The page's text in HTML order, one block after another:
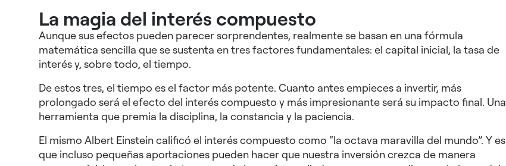
La magia del interés compuesto
Aunque sus efectos pueden parecer sorprendentes, realmente se basan en una fórmula
matemática sencilla que se sustenta en tres factores fundamentales: el capital inicial, la tasa de
interés y, sobre todo, el tiempo.
De estos tres, el tiempo es el factor más potente. Cuanto antes empieces a invertir, más
prolongado será el efecto del interés compuesto y más impresionante será su impacto final. Una
herramienta que premia la disciplina, la constancia y la paciencia.
El mismo Albert Einstein calificó el interés compuesto como “la octava maravilla del mundo”. Y es
que incluso pequeñas aportaciones pueden hacer que nuestra inversión crezca de manera